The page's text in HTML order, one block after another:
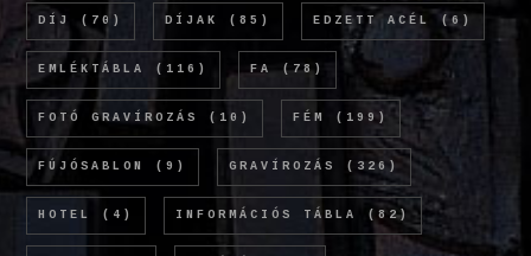
DÍJ (70) DÍJAK (85) EDZETT ACÉL (6)
EMLÉKTÁBLA (116) FA (78)
FOTÓ GRAVÍROZÁS (10) FÉM (199)
FÚJÓSABLON (9) GRAVÍROZÁS (326)
HOTEL (4) INFORMÁCIÓS TÁBLA (82)